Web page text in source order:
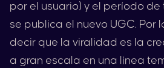
por el usuario) y el período
se publica el nuevo UGC. Por
decir que la viralidad es la
a gran escala en una línea